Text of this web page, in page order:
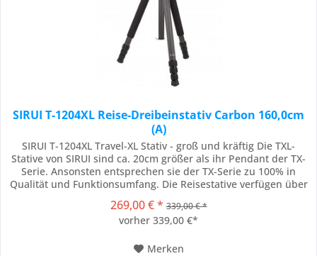
SIRUI T-1204XL Reise-Dreibeinstativ Carbon 160,0cm
(A)
SIRUI T-1204XL Travel-XL Stativ - groß und kräftig Die TXL-
Stative von SIRUI sind ca. 20cm größer als ihr Pendant der TX-
Serie. Ansonsten entsprechen sie der TX-Serie zu 100% in
Qualität und Funktionsumfang. Die Reisestative verfügen über
jeder Situation leicht zu handhaben und bieten Ihrer Kamera
stets sicheren...
269,00 € * 339,00 € *
vorher 339,00 €*
Merken